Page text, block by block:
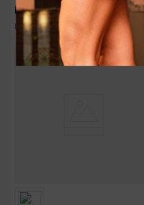
R$ 199,90
Em até6xR$ 31 sem juros